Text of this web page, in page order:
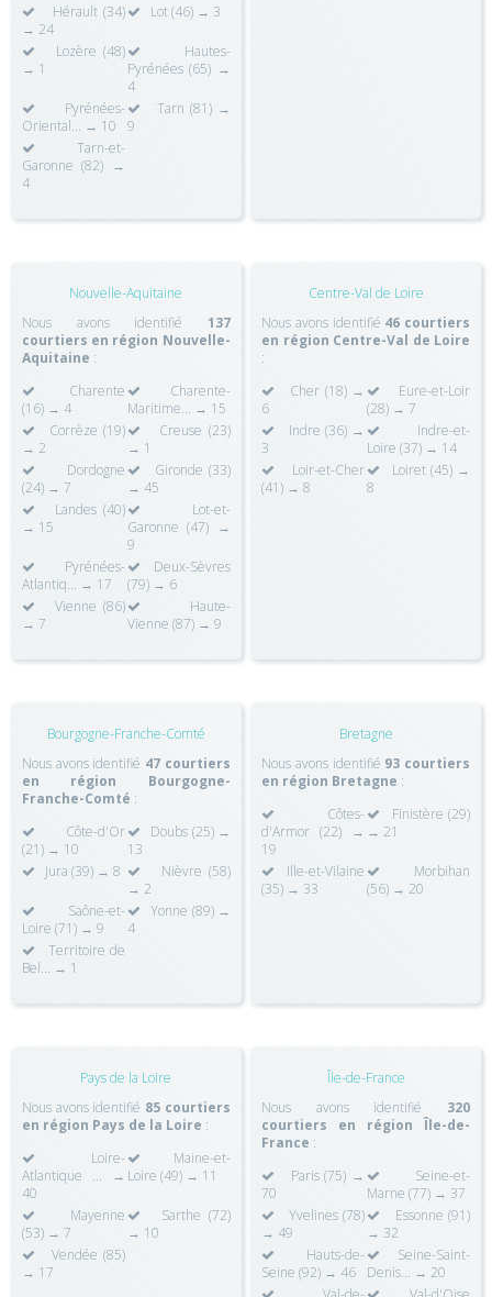
Hérault (34)
→ 24
Lot (46) → 3
Lozère (48)
→ 1
Hautes-
Pyrénées (65) →
4
Pyrénées-
Oriental... → 10
Tarn (81) →
9
Tarn-et-
Garonne (82) →
4
Nouvelle-Aquitaine
Nous avons identifié 137
courtiers en région Nouvelle-
Aquitaine :
Charente
(16) → 4
Charente-
Maritime... → 15
Corrèze (19)
→ 2
Creuse (23)
→ 1
Dordogne
(24) → 7
Gironde (33)
→ 45
Landes (40)
→ 15
Lot-et-
Garonne (47) →
9
Pyrénées-
Atlantiq... → 17
Deux-Sèvres
(79) → 6
Vienne (86)
→ 7
Haute-
Vienne (87) → 9
Centre-Val de Loire
Nous avons identifié 46 courtiers
en région Centre-Val de Loire
:
Cher (18) →
6
Eure-et-Loir
(28) → 7
Indre (36) →
3
Indre-et-
Loire (37) → 14
Loir-et-Cher
(41) → 8
Loiret (45) →
8
Bourgogne-Franche-Comté
Nous avons identifié 47 courtiers
en région Bourgogne-
Franche-Comté :
Côte-d'Or
(21) → 10
Doubs (25) →
13
Jura (39) → 8
Nièvre (58)
→ 2
Saône-et-
Loire (71) → 9
Yonne (89) →
4
Territoire de
Bel... → 1
Bretagne
Nous avons identifié 93 courtiers
en région Bretagne :
Côtes-
d'Armor (22) →
19
Finistère (29)
→ 21
Ille-et-Vilaine
(35) → 33
Morbihan
(56) → 20
Pays de la Loire
Nous avons identifié 85 courtiers
en région Pays de la Loire :
Loire-
Atlantique ... →
40
Maine-et-
Loire (49) → 11
Mayenne
(53) → 7
Sarthe (72)
→ 10
Vendée (85)
→ 17
Île-de-France
Nous avons identifié 320
courtiers en région Île-de-
France :
Paris (75) →
70
Seine-et-
Marne (77) → 37
Yvelines (78)
→ 49
Essonne (91)
→ 32
Hauts-de-
Seine (92) → 46
Seine-Saint-
Denis... → 20